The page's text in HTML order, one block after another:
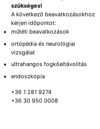
szükséges!
A következő beavatkozásokhoz
kérjen időpontot:
műtéti beavatkozások
ortópédia és neurológiai
vizsgálat
ultrahangos fogkőeltávolítás
endoszkópia
+36 1 281 9274
+36 30 950 0008